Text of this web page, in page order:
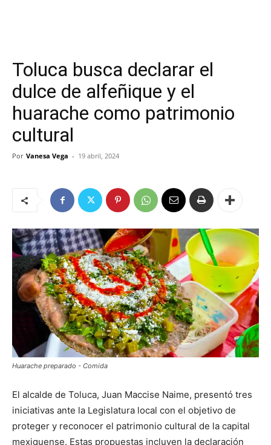
Toluca busca declarar el
dulce de alfeñique y el
huarache como patrimonio
cultural
Por Vanesa Vega - 19 abril, 2024
Huarache preparado - Comida
El alcalde de Toluca, Juan Maccise Naime, presentó tres
iniciativas ante la Legislatura local con el objetivo de
proteger y reconocer el patrimonio cultural de la capital
mexiquense. Estas propuestas incluyen la declaración